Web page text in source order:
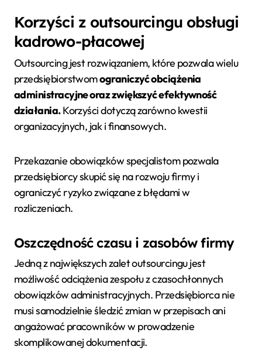
Korzyści z outsourcingu obsługi
kadrowo-płacowej
Outsourcing jest rozwiązaniem, które pozwala wielu
przedsiębiorstwomograniczyć obciążenia
administracyjne oraz zwiększyć efektywność
działania.Korzyści dotyczą zarówno kwestii
organizacyjnych, jak i finansowych.
Przekazanie obowiązków specjalistom pozwala
przedsiębiorcy skupić się na rozwoju firmy i
ograniczyć ryzyko związane z błędami w
rozliczeniach.
Oszczędność czasu i zasobów firmy
Jedną z największych zalet outsourcingu jest
możliwość odciążenia zespołu z czasochłonnych
obowiązków administracyjnych. Przedsiębiorca nie
musi samodzielnie śledzić zmian w przepisach ani
angażować pracowników w prowadzenie
skomplikowanej dokumentacji.